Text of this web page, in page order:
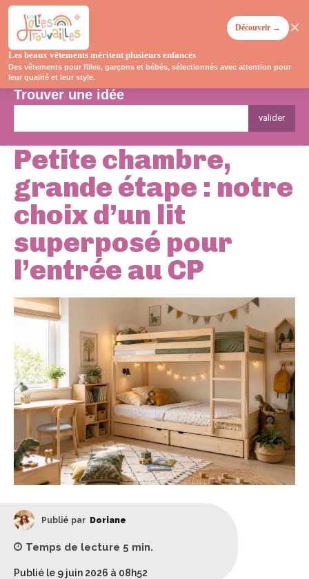
Trouver une idée
valider
Petite chambre,
grande étape : notre
choix d’un lit
superposé pour
l’entrée au CP
Publié par Doriane
Temps de lecture 5 min.
Publié le 9 juin 2026 à 08h52
Les beaux vêtements méritent plusieurs enfances
Des vêtements pour filles, garçons et bébés, sélectionnés avec attention pour
leur qualité et leur style.
Découvrir → ✕